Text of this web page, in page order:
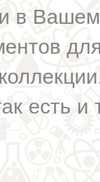
в
есть и